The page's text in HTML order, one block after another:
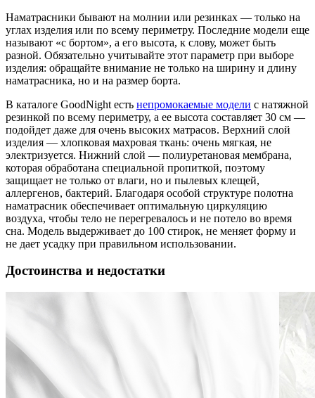
Наматрасники бывают на молнии или резинках — только на
углах изделия или по всему периметру. Последние модели еще
называют «с бортом», а его высота, к слову, может быть
разной. Обязательно учитывайте этот параметр при выборе
изделия: обращайте внимание не только на ширину и длину
наматрасника, но и на размер борта.
В каталоге GoodNight есть непромокаемые модели с натяжной
резинкой по всему периметру, а ее высота составляет 30 см —
подойдет даже для очень высоких матрасов. Верхний слой
изделия — хлопковая махровая ткань: очень мягкая, не
электризуется. Нижний слой — полиуретановая мембрана,
которая обработана специальной пропиткой, поэтому
защищает не только от влаги, но и пылевых клещей,
аллергенов, бактерий. Благодаря особой структуре полотна
наматрасник обеспечивает оптимальную циркуляцию
воздуха, чтобы тело не перегревалось и не потело во время
сна. Модель выдерживает до 100 стирок, не меняет форму и
не дает усадку при правильном использовании.
Достоинства и недостатки